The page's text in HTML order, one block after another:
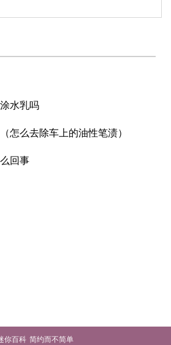
水乳吗
怎么去除车上的油性笔渍）
回事
你百科 简约而不简单